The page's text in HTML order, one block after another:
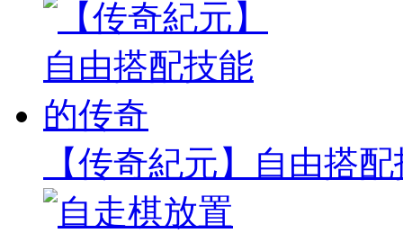
【传奇紀元】自由搭